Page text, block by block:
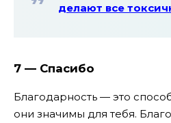
делают все
7 — Спасибо
Благодарность — это
они значимы для тебя.